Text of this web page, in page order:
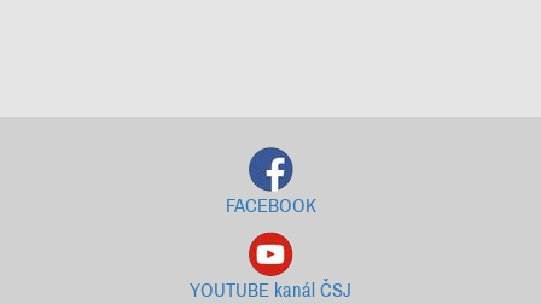
FACEBOOK
YOUTUBE kanál ČSJ